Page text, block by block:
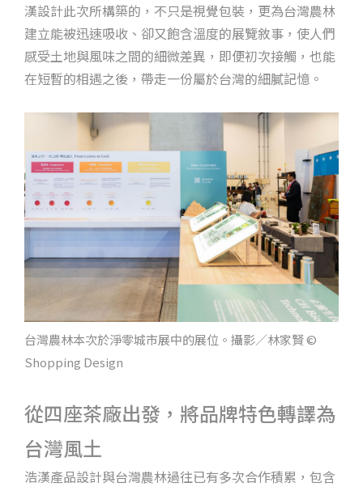
漢設計此次所構築的，不只是視覺包裝，更為台灣農林
建立能被迅速吸收、卻又飽含溫度的展覽敘事，使人們
感受土地與風味之間的細微差異，即便初次接觸，也能
在短暫的相遇之後，帶走一份屬於台灣的細膩記憶。
台灣農林本次於淨零城市展中的展位。攝影／林家賢 ©
Shopping Design
從四座茶廠出發，將品牌特色轉譯為
台灣風土
浩漢產品設計與台灣農林過往已有多次合作積累，包含